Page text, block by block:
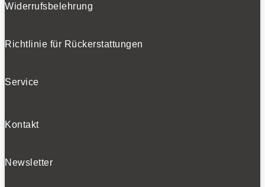
Widerrufsbelehrung
Richtlinie für Rückerstattungen
Service
Kontakt
Newsletter